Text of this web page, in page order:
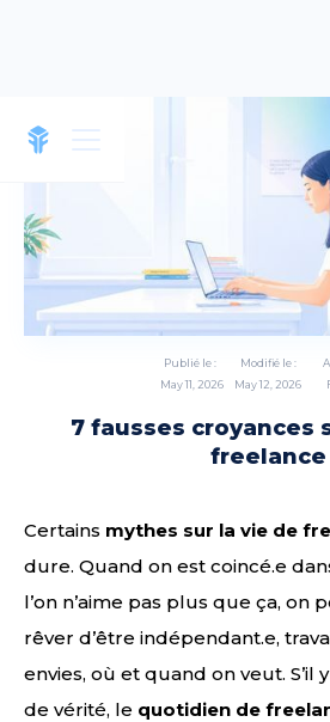
Publié le :
May 11, 2026
Modifié le :
May 12, 2026
7 fausses croyances
freelance
Certains mythes sur la vie de
dure. Quand on est coincé.e
l’on n’aime pas plus que ça, on
rêver d’être indépendant.e,
envies, où et quand on veut. S’il
de vérité, le quotidien de